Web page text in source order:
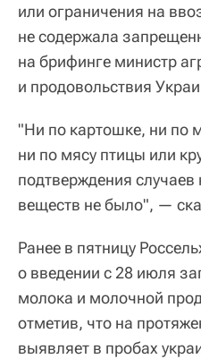
или ограничения на
не содержала
на брифинге министр
и продовольствия
"Ни по картошке, ни по
ни по мясу птицы или
подтверждения
веществ не было", —
Ранее в пятницу
о введении с 28 июля
молока и молочной
отметив, что на
выявляет в пробах